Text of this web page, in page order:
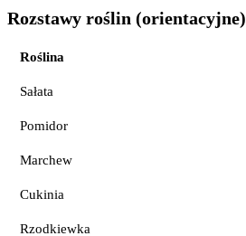
Rozstawy roślin (orientacyjne)
Roślina
Sałata
Pomidor
Marchew
Cukinia
Rzodkiewka